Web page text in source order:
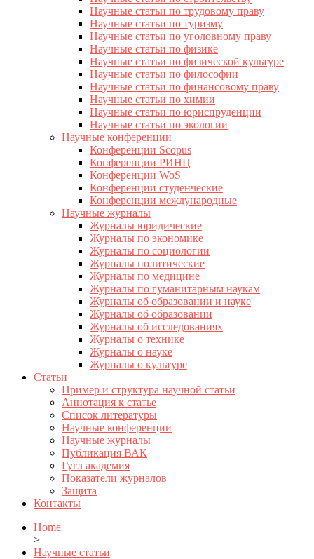
Научные статьи по трудовому праву
Научные статьи по туризму
Научные статьи по уголовному праву
Научные статьи по физике
Научные статьи по физической культуре
Научные статьи по философии
Научные статьи по финансовому праву
Научные статьи по химии
Научные статьи по юриспруденции
Научные статьи по экологии
Научные конференции
Конференции Scopus
Конференции РИНЦ
Конференции WoS
Конференции студенческие
Конференции международные
Научные журналы
Журналы юридические
Журналы по экономике
Журналы по социологии
Журналы политические
Журналы по медицине
Журналы по гуманитарным наукам
Журналы об образовании и науке
Журналы об образовании
Журналы об исследованиях
Журналы о технике
Журналы о науке
Журналы о культуре
Статьи
Пример и структура научной статьи
Аннотация к статье
Список литературы
Научные конференции
Научные журналы
Публикация ВАК
Гугл академия
Показатели журналов
Защита
Контакты
Home
>
Научные статьи